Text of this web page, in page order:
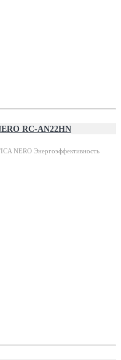
RC-AN22HN
NERO Энергоэффективность